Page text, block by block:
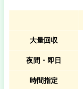
大量回収
夜間・即日
時間指定